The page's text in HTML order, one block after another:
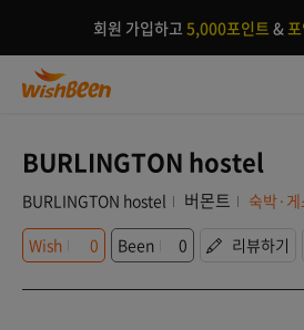
회원 가입하고 5,000포인트 &포
BURLINGTON hostel
BURLINGTON hostel 버몬트
숙박·
Wish
0 Been 0 리뷰하기